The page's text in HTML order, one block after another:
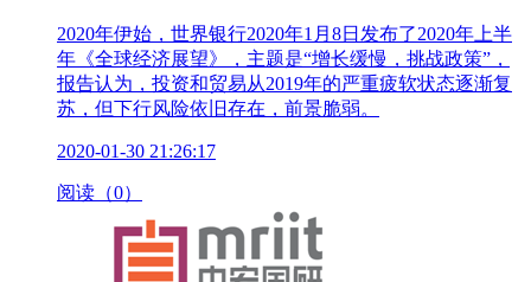
2020年伊始，世界银行2020年1月8日发布了2020年上半
年《全球经济展望》，主题是“增长缓慢，挑战政策”，
报告认为，投资和贸易从2019年的严重疲软状态逐渐复
苏，但下行风险依旧存在，前景脆弱。
2020-01-30 21:26:17
阅读（0）